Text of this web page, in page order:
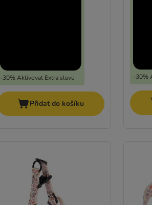
-30% Aktivovat Extra slevu
Přidat do košíku
-30%